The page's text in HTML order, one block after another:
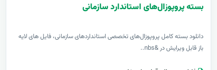
بسته پروپوزال‌های استاندارد سازمانی
دانلود بسته کامل پروپوزال‌های تخصصی استانداردهای سازمانی، فایل های لایه
باز قابل ویرایش در &nbs..